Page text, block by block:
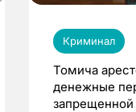
Криминал
Томича
денежные
запрещенной